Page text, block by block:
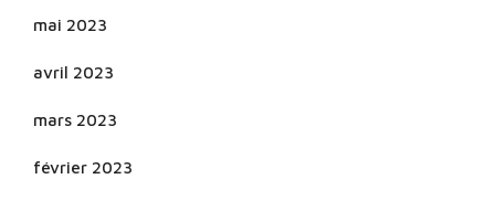
mai 2023
avril 2023
mars 2023
février 2023